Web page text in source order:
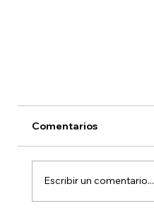
Comentarios
Escribir un comentario...